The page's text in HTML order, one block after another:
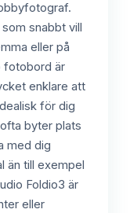
snabbt vill
eller på
fotobord är
enklare att
för dig
byter plats
med dig
än till exempel
Foldio3 är
eller